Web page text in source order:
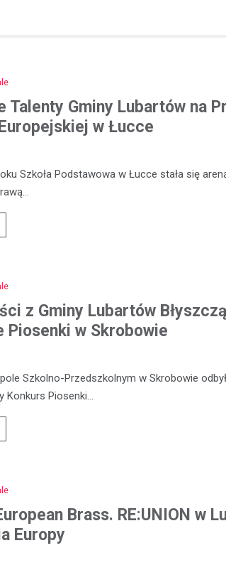
Talenty Gminy Lubartów na
w Łucce
Szkoła Podstawowa w Łucce stała się
z Gminy Lubartów
Piosenki w Skrobowie
Szkolno-Przedszkolnym w Skrobowie
Konkurs Piosenki…
Brass. RE:UNION w
Europy
która padła ofiarą